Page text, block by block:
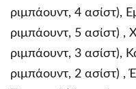
ριμπάουντ, 4 ασίστ),
ριμπάουντ, 5 ασίστ) ,
ριμπάουντ, 3 ασίστ),
ριμπάουντ, 2 ασίστ) ,